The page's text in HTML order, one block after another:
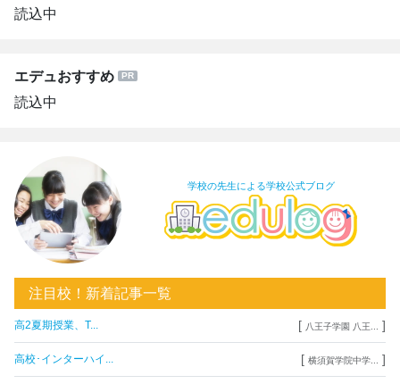
読込中
エデュおすすめ
読込中
学校の先生による学校公式ブログ
注目校！新着記事一覧
高2夏期授業、T... [ 八王子学園 八王... ]
高校･インターハイ... [ 横須賀学院中学... ]